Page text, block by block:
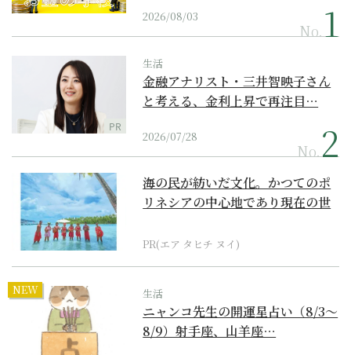
2026/08/03
No.
PR
生活
金融アナリスト・三井智映子さん
と考える、金利上昇で再注目…
2026/07/28
No.
海の民が紡いだ文化。かつてのポ
リネシアの中心地であり現在の世
PR(エア タヒチ ヌイ)
NEW 生活
ニャンコ先生の開運星占い（8/3～
8/9）射手座、山羊座…